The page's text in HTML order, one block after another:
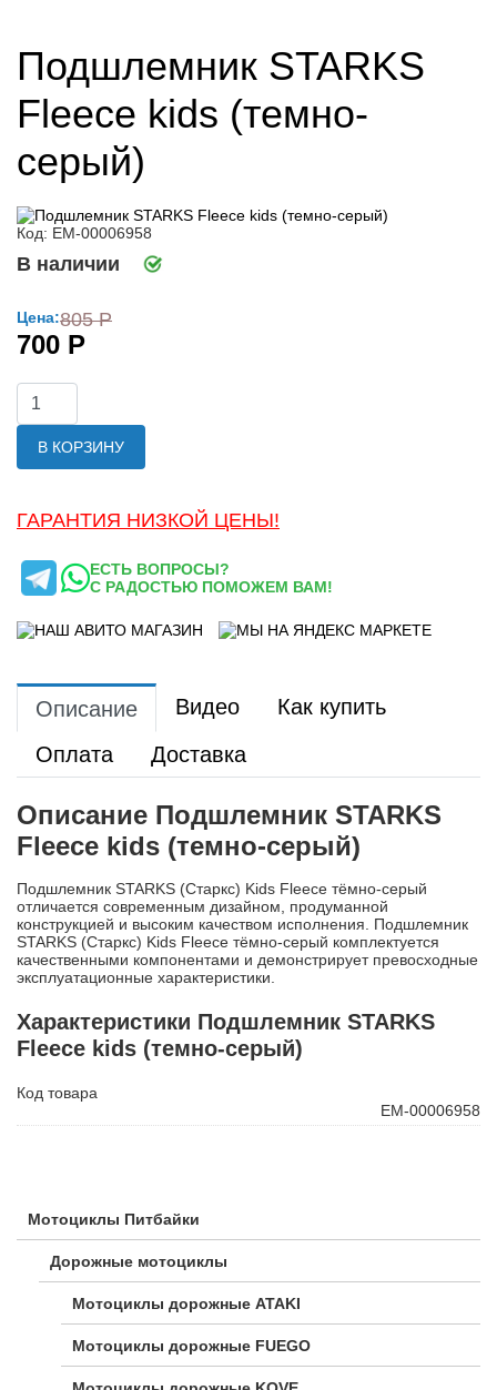
Мотоциклы Питбайки
Дорожные мотоциклы
Мотоциклы дорожные ATAKI
Мотоциклы дорожные FUEGO
Подшлемник STARKS
Fleece kids (темно-
серый)
Код: ЕМ-00006958
В наличии
Цена:805 Р
700 Р
В КОРЗИНУ
ГАРАНТИЯ НИЗКОЙ ЦЕНЫ!
ЕСТЬ ВОПРОСЫ?
С РАДОСТЬЮ ПОМОЖЕМ ВАМ!
Описание Видео
Как купить
Оплата
Доставка
Описание Подшлемник STARKS
Fleece kids (темно-серый)
Подшлемник STARKS (Старкс) Kids Fleece тёмно-серый
отличается современным дизайном, продуманной
конструкцией и высоким качеством исполнения. Подшлемник
STARKS (Старкс) Kids Fleece тёмно-серый комплектуется
качественными компонентами и демонстрирует превосходные
эксплуатационные характеристики.
Характеристики Подшлемник STARKS
Fleece kids (темно-серый)
Код товара
ЕМ-00006958